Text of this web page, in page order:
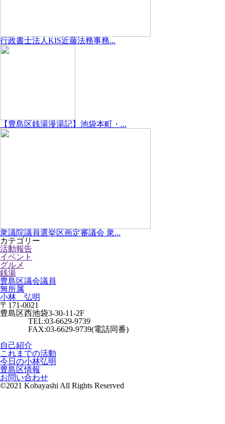
行政書士法人KIS近藤法務事務...
【豊島区銭湯漫湯記】池袋本町・...
衆議院議員選挙区画定審議会 衆...
カテゴリー
活動報告
イベント
グルメ
銭湯
豊島区議会議員
無所属
小林 弘明
〒171-0021
豊島区西池袋3-30-11-2F
TEL:03-6629-9739
FAX:03-6629-9739(電話同番)
自己紹介
これまでの活動
今日の小林弘明
豊島区情報
お問い合わせ
©2021 Kobayashi All Rights Reserved